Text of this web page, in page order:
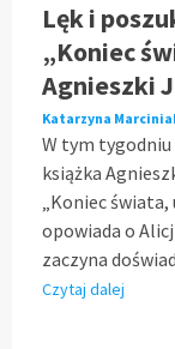
Lęk i
„Koniec
Agnieszki
Katarzyna
W tym tygodniu
książka
„Koniec
opowiada o
zaczyna
Czytaj dalej